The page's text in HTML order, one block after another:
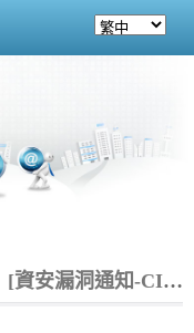
[資安漏洞通知-CIO]_GitLab 存在多個漏洞